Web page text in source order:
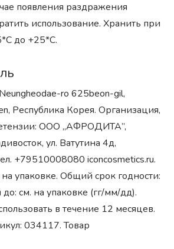
появления раздражения
использование. Хранить при
до +25*С.
ro 625beon-gil,
Республика Корея. Организация,
ООО „АФРОДИТА”,
ул. Ватутина 4д,
+79510008080 iconcosmetics.ru.
упаковке. Общий срок годности:
см. на упаковке (гг/мм/дд).
в течение 12 месяцев.
034117. Товар